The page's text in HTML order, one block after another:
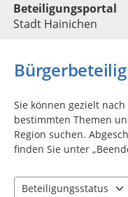
Beteiligungsportal
Stadt Hainichen
Sie können gezielt
bestimmten Themen
Region suchen.
finden Sie unter
Beteiligungsstatus